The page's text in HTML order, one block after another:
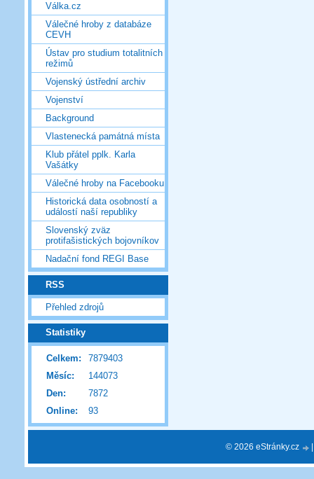
Válka.cz
Válečné hroby z databáze
CEVH
Ústav pro studium totalitních
režimů
Vojenský ústřední archiv
Vojenství
Background
Vlastenecká památná místa
Klub přátel pplk. Karla
Vašátky
Válečné hroby na Facebooku
Historická data osobností a
událostí naší republiky
Slovenský zväz
protifašistických bojovníkov
Nadační fond REGI Base
RSS
Přehled zdrojů
Statistiky
Online: 93
Celkem:
7879403
Měsíc:
144073
Den:
7872
© 2026 eStránky.cz